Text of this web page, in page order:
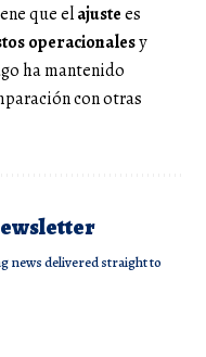
que elajustees
operacionalesy
ha mantenido
con otras
news delivered straight to